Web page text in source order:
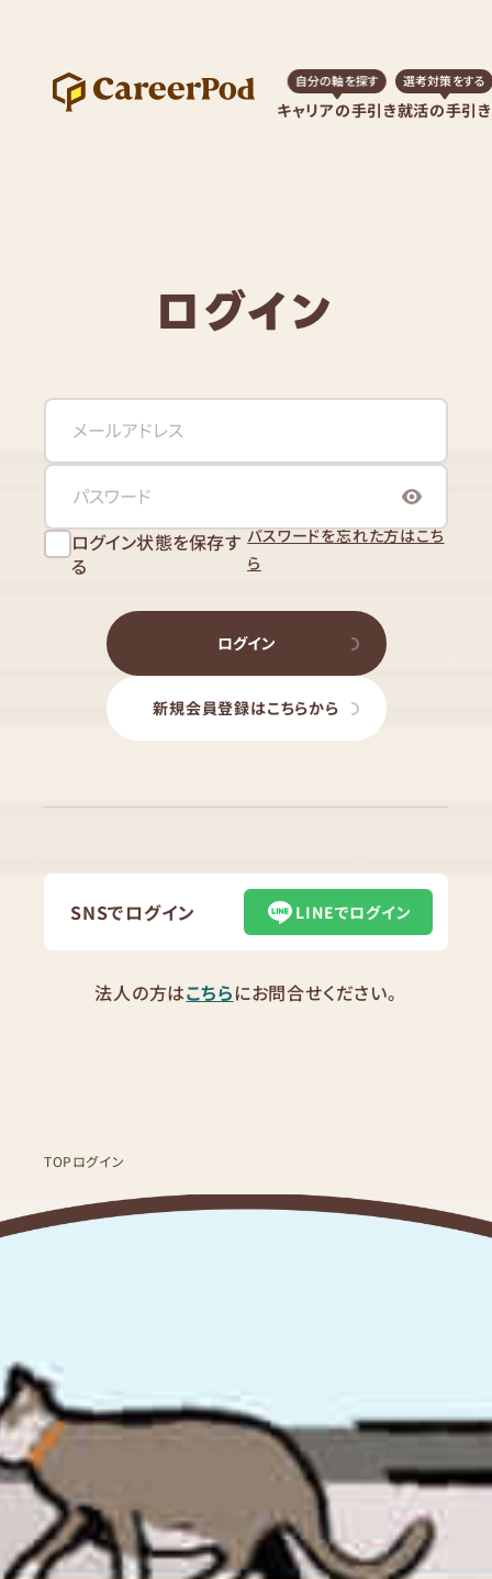
キャリアの手引き
自分の軸を探す
就活の手引き
選考対策をする
ログイン
ログイン状態を保存す
る
パスワードを忘れた方はこち
ら
ログイン
新規会員登録はこちらから
SNSでログイン LINEでログイン
法人の方はこちらにお問合せください。
TOPログイン